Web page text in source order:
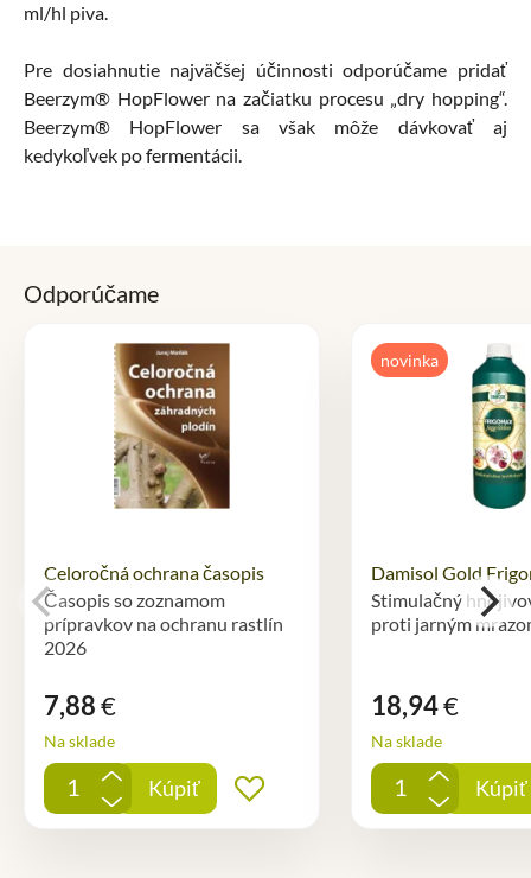
ml/hl piva.
Pre dosiahnutie najväčšej účinnosti odporúčame pridať
Beerzym® HopFlower na začiatku procesu „dry hopping“.
Beerzym® HopFlower sa však môže dávkovať aj
kedykoľvek po fermentácii.
Odporúčame
Celoročná ochrana časopis
Časopis so zoznamom
prípravkov na ochranu rastlín
2026
7,88€
Na sklade
+
-
Kúpiť Pridať do obľúbených
novinka
Damisol Gold
Stimulačný
proti jarným
18,94€
Na sklade
+
-
Kúpiť